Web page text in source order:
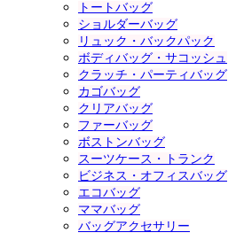
トートバッグ
ショルダーバッグ
リュック・バックパック
ボディバッグ・サコッシュ
クラッチ・パーティバッグ
カゴバッグ
クリアバッグ
ファーバッグ
ボストンバッグ
スーツケース・トランク
ビジネス・オフィスバッグ
エコバッグ
ママバッグ
バッグアクセサリー